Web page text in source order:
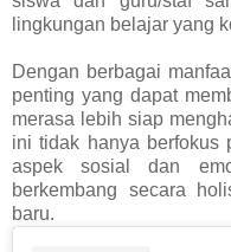
lingkungan belajar yang
Dengan berbagai
penting yang dapat
merasa lebih siap
ini tidak hanya berfokus
aspek sosial dan
berkembang secara
baru.